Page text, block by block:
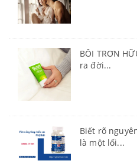
BÔI TRƠN
ra đời...
Biết rõ
là một lối...